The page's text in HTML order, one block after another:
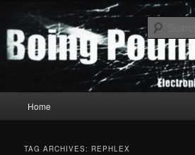
primary
content
secondary
contentBoing Poum Tchak!
Home
TAG ARCHIVES: REPHLEX